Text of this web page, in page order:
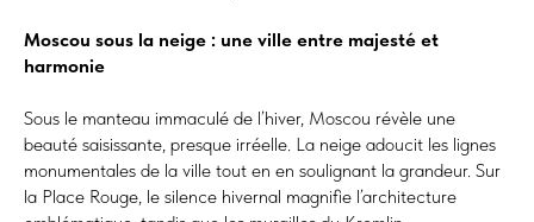
Moscou sous la neige : une ville entre majesté et
harmonie
Sous le manteau immaculé de l’hiver, Moscou révèle une
beauté saisissante, presque irréelle. La neige adoucit les lignes
monumentales de la ville tout en en soulignant la grandeur. Sur
la Place Rouge, le silence hivernal magnifie l’architecture